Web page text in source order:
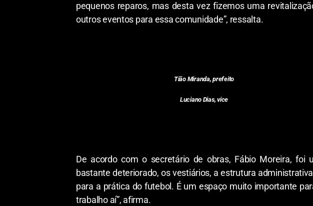
pequenos reparos, mas desta vez fizemos uma
outros eventos para essa comunidade”, ressalta.
Tião Miranda, prefeito
Luciano Dias, vice
De acordo com o secretário de obras, Fábio Moreira, foi
bastante deteriorado, os vestiários, a estrutura
para a prática do futebol. É um espaço muito importante
trabalho aí”, afirma.